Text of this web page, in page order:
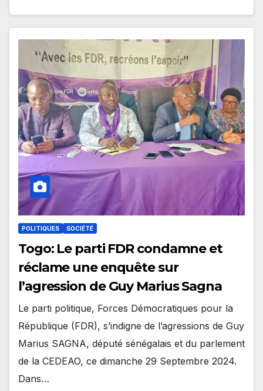
POLITIQUES SOCIÉTÉ
Togo: Le parti FDR condamne et
réclame une enquête sur
l’agression de Guy Marius Sagna
Le parti politique, Forces Démocratiques pour la
République (FDR), s’indigne de l’agressions de Guy
Marius SAGNA, député sénégalais et du parlement
de la CEDEAO, ce dimanche 29 Septembre 2024.
Dans…